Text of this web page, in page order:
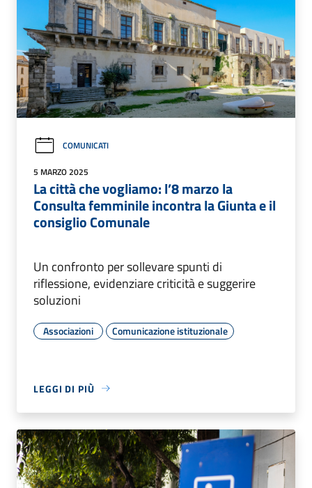
COMUNICATI
5 MARZO 2025
La città che vogliamo: l’8 marzo la
Consulta femminile incontra la Giunta e il
consiglio Comunale
Un confronto per sollevare spunti di
riflessione, evidenziare criticità e suggerire
soluzioni
Associazioni Comunicazione istituzionale
LEGGI DI PIÙ